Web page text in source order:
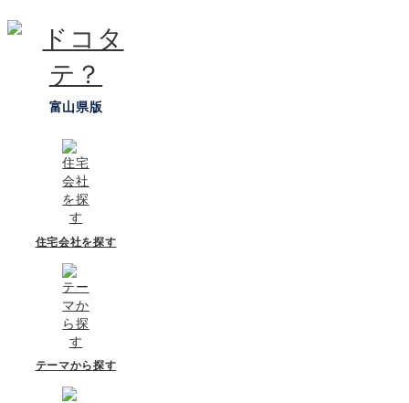
富山県版
住宅会社を探す
テーマから探す